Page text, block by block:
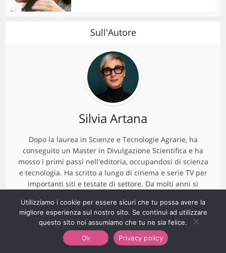
Sull'Autore
Silvia Artana
Dopo la laurea in Scienze e Tecnologie Agrarie, ha
conseguito un Master in Divulgazione Scientifica e ha
mosso i primi passi nell'editoria, occupandosi di scienza
e tecnologia. Ha scritto a lungo di cinema e serie TV per
importanti siti e testate di settore. Da molti anni si
attività di copywriting, storytelling e ghostwriting online e
offline. È giornalista pubblicista dal 2023.
View all posts
Utilizziamo i cookie per essere sicuri che tu possa avere la
migliore esperienza sul nostro sito. Se continui ad utilizzare
questo sito noi assumiamo che tu ne sia felice.
Ok
Privacy policy